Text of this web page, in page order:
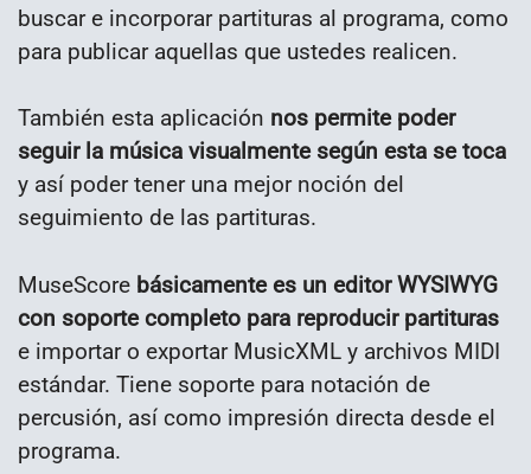
buscar e incorporar partituras al programa, como
para publicar aquellas que ustedes realicen.
También esta aplicación nos permite poder
seguir la música visualmente según esta se toca
y así poder tener una mejor noción del
seguimiento de las partituras.
MuseScore básicamente es un editor WYSIWYG
con soporte completo para reproducir partituras
e importar o exportar MusicXML y archivos MIDI
estándar. Tiene soporte para notación de
percusión, así como impresión directa desde el
programa.